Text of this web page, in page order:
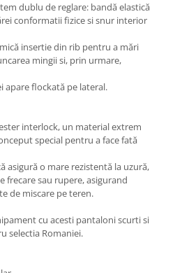
dublu de reglare: bandă elastică
conformatii fizice si snur interior
insertie din rib pentru a mări
mingii si, prin urmare,
apare flockată pe lateral.
interlock, un material extrem
special pentru a face fată
asigură o mare rezistentă la uzură,
frecare sau rupere, asigurand
de miscare pe teren.
cu acesti pantaloni scurti si
selectia Romaniei.